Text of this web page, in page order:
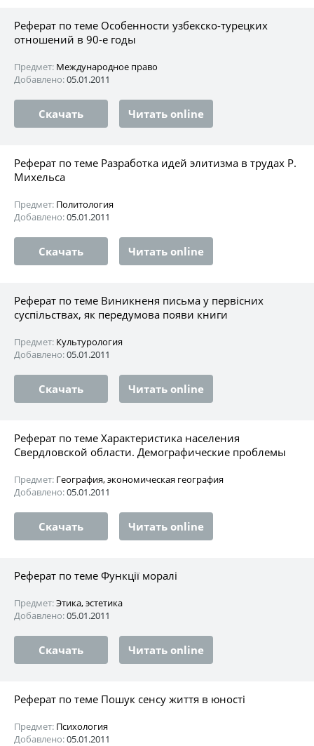
Реферат по теме Особенности узбекско-турецких
отношений в 90-е годы
Предмет: Международное право
Добавлено:05.01.2011
Скачать Читать online
Реферат по теме Разработка идей элитизма в трудах Р.
Михельса
Предмет: Политология
Добавлено:05.01.2011
Скачать Читать online
Реферат по теме Виникненя письма у первісних
суспільствах, як передумова появи книги
Предмет: Культурология
Добавлено:05.01.2011
Скачать Читать online
Реферат по теме Характеристика населения
Свердловской области. Демографические проблемы
Предмет: География, экономическая география
Добавлено:05.01.2011
Скачать Читать online
Реферат по теме Функції моралі
Предмет:Этика, эстетика
Добавлено:05.01.2011
Скачать Читать online
Реферат по теме Пошук сенсу життя в юності
Предмет: Психология
Добавлено:05.01.2011